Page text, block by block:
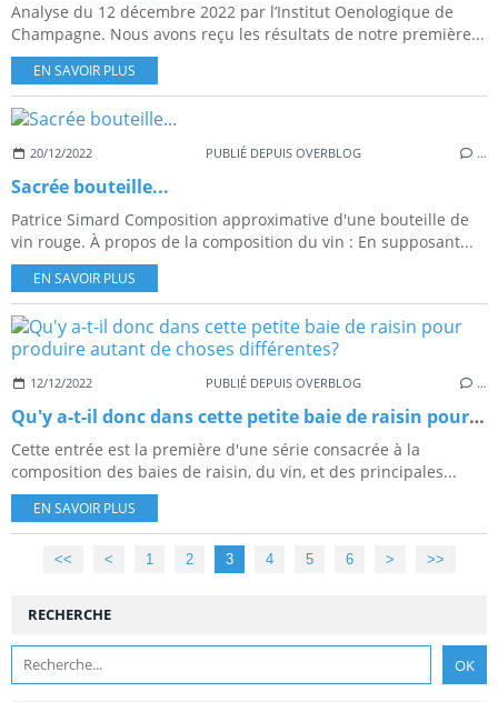
Analyse du 12 décembre 2022 par l’Institut Oenologique de
Champagne. Nous avons reçu les résultats de notre première...
EN SAVOIR PLUS
20/12/2022 PUBLIÉ DEPUIS OVERBLOG …
Sacrée bouteille...
Patrice Simard Composition approximative d'une bouteille de
vin rouge. À propos de la composition du vin : En supposant...
EN SAVOIR PLUS
12/12/2022 PUBLIÉ DEPUIS OVERBLOG …
Qu'y a-t-il donc dans cette petite baie de raisin pour produire autant de choses différentes?
Cette entrée est la première d'une série consacrée à la
composition des baies de raisin, du vin, et des principales...
EN SAVOIR PLUS
<< < 1 2 3 4 5 6 > >>
RECHERCHE